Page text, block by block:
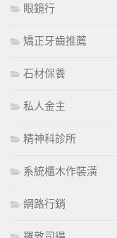
眼鏡行
矯正牙齒推薦
石材保養
私人金主
精神科診所
系統櫃木作裝潢
網路行銷